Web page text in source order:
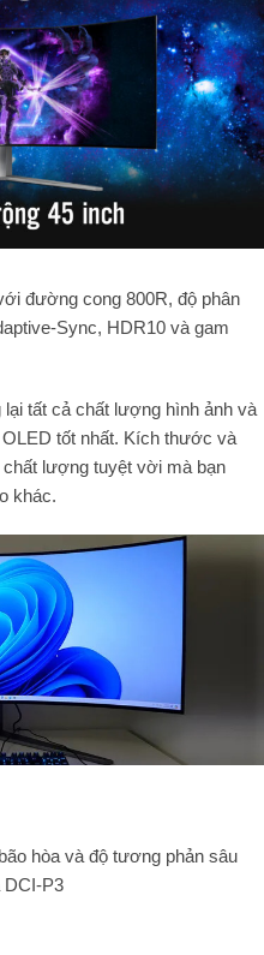
đường cong 800R, độ phân
Sync, HDR10 và gam
tất cả chất lượng hình ảnh và
tốt nhất. Kích thước và
chất lượng tuyệt vời mà bạn
khác.
hòa và độ tương phản sâu
DCI-P3